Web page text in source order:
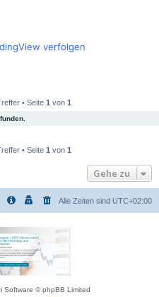
verfolgen
• Seite 1 von 1
• Seite 1 von 1
Gehe zu
Alle Zeiten sind UTC+02:00
Software © phpBB Limited